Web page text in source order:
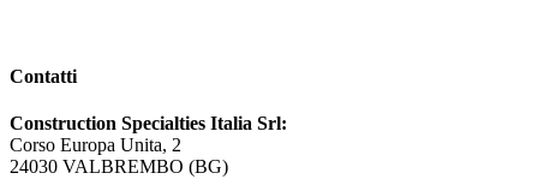
Contatti
Construction Specialties Italia Srl:
Corso Europa Unita, 2
24030 VALBREMBO (BG)